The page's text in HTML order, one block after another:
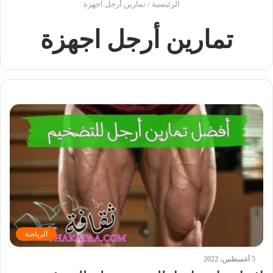
الرئيسية / تمارين أرجل اجهزة
تمارين أرجل اجهزة
الرياضة
5 أغسطس، 2022